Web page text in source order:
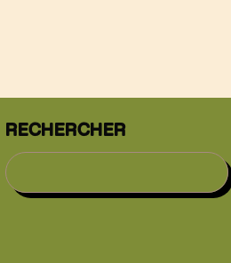
RECHERCHER